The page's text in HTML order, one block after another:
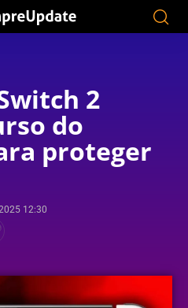
2
do
proteger
12:30